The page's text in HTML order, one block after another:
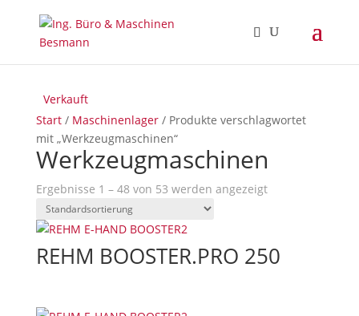
Start/ Maschinenlager/ Produkte verschlagwortet
mit „Werkzeugmaschinen“
Werkzeugmaschinen
Ergebnisse 1 – 48 von 53 werden angezeigt
REHM BOOSTER.PRO 250
Verkauft
Verkauft
Verkauft
Verkauft
Verkauft
Verkauft
Verkauft